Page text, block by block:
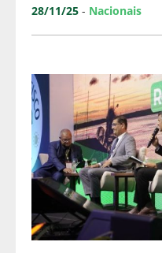
28/11/25 - Nacionais